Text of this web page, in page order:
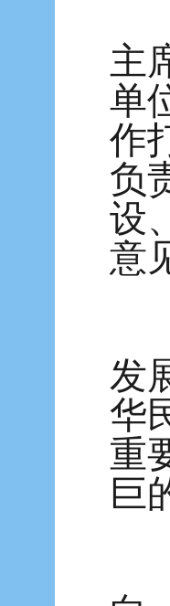
主
单
作
负
设
意
发
华
重
巨